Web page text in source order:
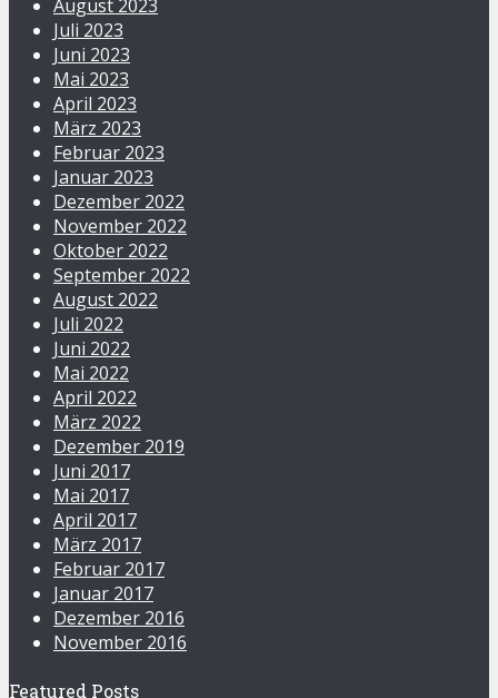
August 2023
Juli 2023
Juni 2023
Mai 2023
April 2023
März 2023
Februar 2023
Januar 2023
Dezember 2022
November 2022
Oktober 2022
September 2022
August 2022
Juli 2022
Juni 2022
Mai 2022
April 2022
März 2022
Dezember 2019
Juni 2017
Mai 2017
April 2017
März 2017
Februar 2017
Januar 2017
Dezember 2016
November 2016
Featured Posts